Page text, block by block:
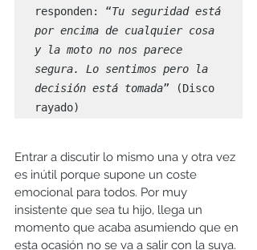
responden: “Tu seguridad está
por encima de cualquier cosa
y la moto no nos parece
segura. Lo sentimos pero la
decisión está tomada” (Disco
rayado)
Entrar a discutir lo mismo una y otra vez
es inútil porque supone un coste
emocional para todos. Por muy
insistente que sea tu hijo, llega un
momento que acaba asumiendo que en
esta ocasión no se va a salir con la suya.